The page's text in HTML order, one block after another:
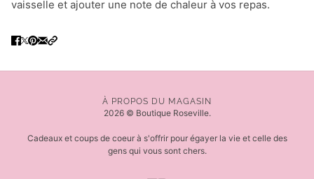
vaisselle et ajouter une note de chaleur à vos repas.
À PROPOS DU MAGASIN
2026 © Boutique Roseville.
Cadeaux et coups de coeur à s'offrir pour égayer la vie et celle des
gens qui vous sont chers.